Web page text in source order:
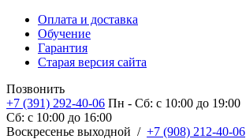
Оплата и доставка
Обучение
Гарантия
Старая версия сайта
Позвонить
+7 (391) 292-40-06 Пн - Сб: c 10:00 до 19:00
Сб: c 10:00 до 16:00
​Воскресенье выходной / +7 (908) 212-40-06